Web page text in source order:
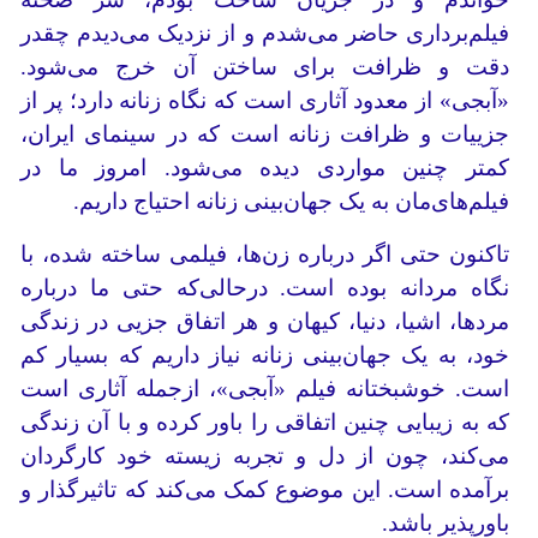
فیلم‌برداری حاضر می‌شدم و از نزدیک می‌دیدم چقدر
دقت و ظرافت برای ساختن آن خرج می‌شود.
«آبجی» از معدود آثاری است که نگاه زنانه دارد؛ پر از
جزییات و ظرافت زنانه است که در سینمای ایران،
کمتر چنین مواردی دیده می‌شود. امروز ما در
فیلم‌های‌مان به یک جهان‌بینی زنانه احتیاج داریم.
تاکنون حتی اگر درباره زن‌ها، فیلمی ساخته شده، با
نگاه مردانه بوده است. درحالی‌که حتی ما درباره
مردها، اشیا، دنیا، کیهان و هر اتفاق جزیی در زندگی
خود، به یک جهان‌بینی زنانه نیاز داریم که بسیار کم
است. خوشبختانه فیلم «آبجی»، ازجمله آثاری است
که به زیبایی چنین اتفاقی را باور کرده و با آن زندگی
می‌کند، چون از دل و تجربه زیسته خود کارگردان
برآمده است. این موضوع کمک می‌کند که تاثیرگذار و
باورپذیر باشد.